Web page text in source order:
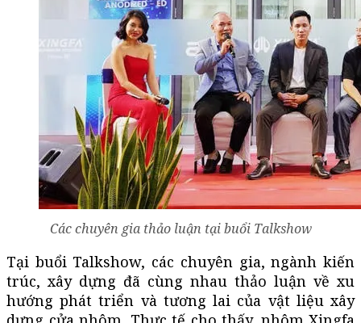
Các chuyên gia thảo luận tại buổi Talkshow
Tại buổi Talkshow, các chuyên gia, ngành kiến
trúc, xây dựng đã cùng nhau thảo luận về xu
hướng phát triển và tương lai của vật liệu xây